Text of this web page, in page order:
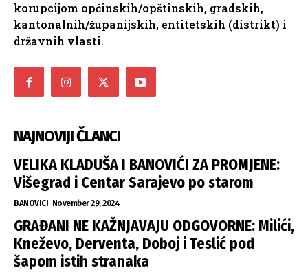
korupcijom općinskih/opštinskih, gradskih,
kantonalnih/županijskih, entitetskih (distrikt) i
državnih vlasti.
NAJNOVIJI ČLANCI
VELIKA KLADUŠA I BANOVIĆI ZA PROMJENE:
Višegrad i Centar Sarajevo po starom
BANOVICI November 29, 2024
GRAĐANI NE KAŽNJAVAJU ODGOVORNE: Milići,
Kneževo, Derventa, Doboj i Teslić pod
šapom istih stranaka